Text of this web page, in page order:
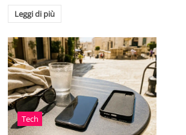
Leggi di più
Tech